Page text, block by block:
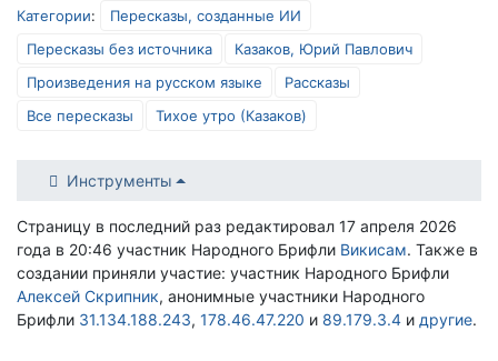
Категории:
Пересказы, созданные ИИ
Пересказы без источника
Казаков, Юрий Павлович
Произведения на русском языке
Рассказы
Все пересказы
Тихое утро (Казаков)
Инструменты
Страницу в последний раз редактировал 17 апреля 2026
года в 20:46 участник Народного Брифли Викисам. Также в
создании приняли участие: участник Народного Брифли
Алексей Скрипник, анонимные участники Народного
Брифли 31.134.188.243, 178.46.47.220 и 89.179.3.4 и другие.